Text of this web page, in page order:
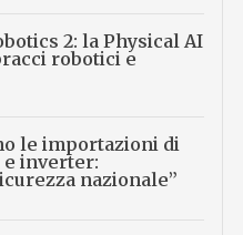
2: la Physical AI
robotici e
le importazioni di
e inverter:
nazionale”